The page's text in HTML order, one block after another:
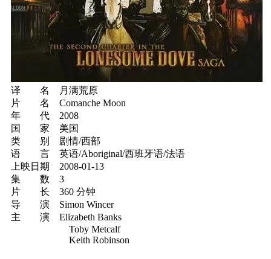
译 名 月满荒原
片 名 Comanche Moon
年 代 2008
国 家 美国
类 别 剧情/西部
语 言 英语/Aboriginal/西班牙语/法语
上映日期 2008-01-13
集 数 3
片 长 360 分钟
导 演 Simon Wincer
主 演 Elizabeth Banks
Toby Metcalf
Keith Robinson